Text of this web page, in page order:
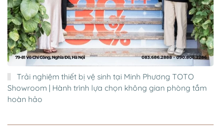
Trải nghiệm thiết bị vệ sinh tại Minh Phương TOTO
Showroom | Hành trình lựa chọn không gian phòng tắm
hoàn hảo